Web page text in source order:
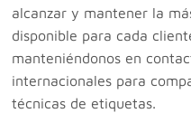
alcanzar y mantener la
disponible para cada
manteniéndonos en
internacionales para
técnicas de etiquetas.